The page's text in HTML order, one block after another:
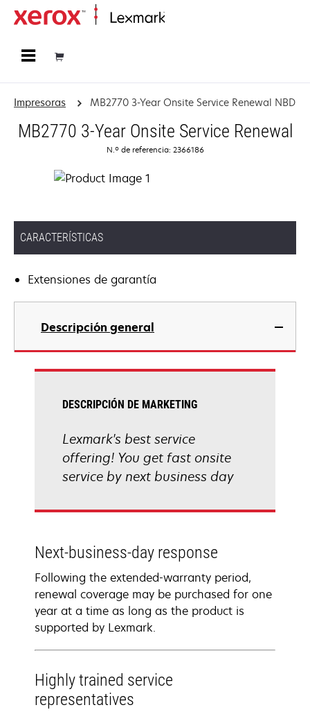
Impresoras MB2770 3-Year Onsite Service Renewal NBD
MB2770 3-Year Onsite Service Renewal
N.º de referencia: 2366186
CARACTERÍSTICAS
Extensiones de garantía
Descripción general
DESCRIPCIÓN DE MARKETING
Lexmark's best service
offering! You get fast onsite
service by next business day
Next-business-day response
Following the extended-warranty period,
renewal coverage may be purchased for one
year at a time as long as the product is
supported by Lexmark.
Highly trained service
representatives